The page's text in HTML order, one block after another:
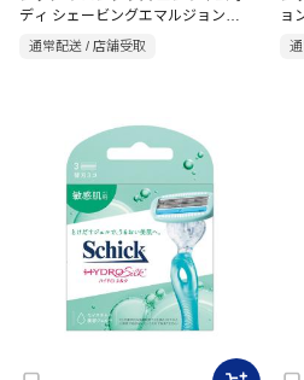
ディ シェービングエマルジョン
通常配送 / 店舗受取
ョ